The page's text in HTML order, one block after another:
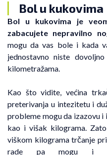
Bol u kukovima
Bol u kukovima je
zabacujete nepravilno
mogu da vas bole i kada
jednostavno niste
kilometražama.
Kao što vidite, većina
preterivanja u intezitetu i
probleme mogu da izazovu i
kao i višak kilograma.
viškom kilograma trčanje
rade pa mogu i